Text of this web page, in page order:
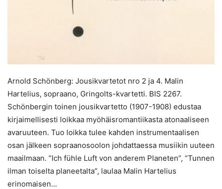
Arnold Schönberg: Jousikvartetot nro 2 ja 4. Malin
Hartelius, sopraano, Gringolts-kvartetti. BIS 2267.
Schönbergin toinen jousikvartetto (1907-1908) edustaa
kirjaimellisesti loikkaa myöhäisromantiikasta atonaaliseen
avaruuteen. Tuo loikka tulee kahden instrumentaalisen
osan jälkeen sopraanosoolon johdattaessa musiikin uuteen
maailmaan. ”Ich fühle Luft von anderem Planeten”, ”Tunnen
ilman toiselta planeetalta”, laulaa Malin Hartelius
erinomaisen...